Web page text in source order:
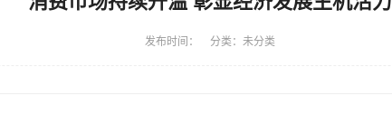
发布时间： 分类：未分类